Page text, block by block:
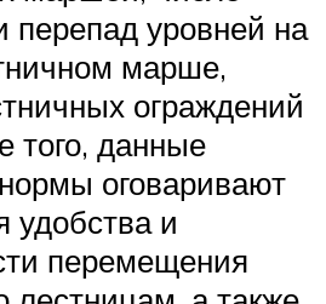
перепад уровней на
марше,
ограждений
того, данные
оговаривают
удобства и
перемещения